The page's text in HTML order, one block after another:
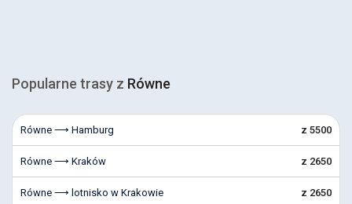
Popularne trasy z Równe
Równe ⟶ Hamburg z 5500
Równe ⟶ Kraków z 2650
Równe ⟶ lotnisko w Krakowie z 2650